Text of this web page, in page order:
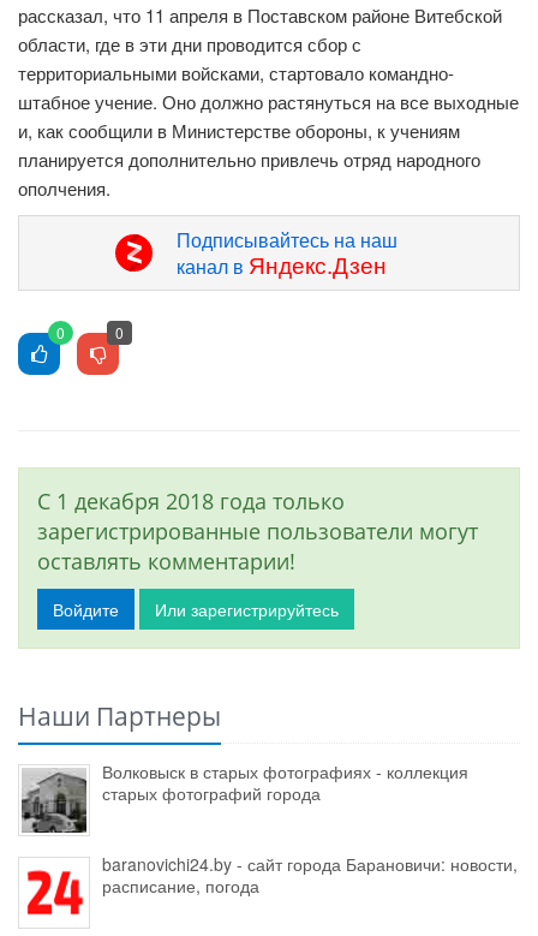
рассказал, что 11 апреля в Поставском районе Витебской
области, где в эти дни проводится сбор с
территориальными войсками, стартовало командно-
штабное учение. Оно должно растянуться на все выходные
и, как сообщили в Министерстве обороны, к учениям
планируется дополнительно привлечь отряд народного
ополчения.
Подписывайтесь на наш
канал в Яндекс.Дзен
0 0
С 1 декабря 2018 года только
зарегистрированные пользователи могут
оставлять комментарии!
Войдите Или зарегистрируйтесь
Наши Партнеры
Волковыск в старых фотографиях - коллекция
старых фотографий города
baranovichi24.by - сайт города Барановичи: новости,
расписание, погода